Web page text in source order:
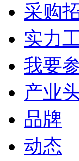
采购
实力
我要
产业
品牌
动态